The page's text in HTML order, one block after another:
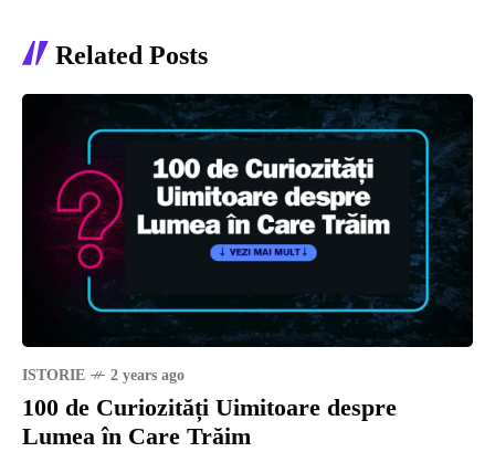
Related Posts
ISTORIE 2 years ago
100 de Curiozități Uimitoare despre
Lumea în Care Trăim